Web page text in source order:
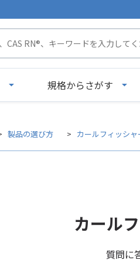
規格からさがす
製品の選び方 カールフィッシャ
カール
質問に